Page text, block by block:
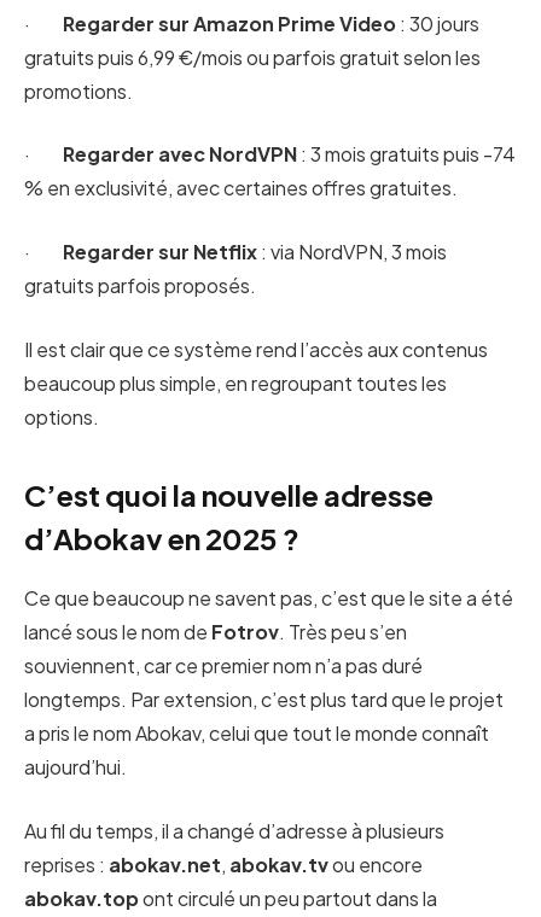
· Regarder surAmazon Prime Video: 30 jours
gratuits puis 6,99 €/mois ou parfois gratuit selon les
promotions.
· Regarder avec NordVPN: 3 mois gratuits puis -74
% en exclusivité, avec certaines offres gratuites.
· Regarder sur Netflix: via NordVPN, 3 mois
gratuits parfois proposés.
Il est clair que ce système rend l’accès aux contenus
beaucoup plus simple, en regroupant toutes les
options.
C’est quoi la nouvelle adresse
d’Abokav en 2025 ?
Ce que beaucoup ne savent pas, c’est que le site a été
lancé sous le nom de Fotrov. Très peu s’en
souviennent, car ce premier nom n’a pas duré
longtemps. Par extension, c’est plus tard que le projet
a pris le nom Abokav, celui que tout le monde connaît
aujourd’hui.
Au fil du temps, il a changé d’adresse à plusieurs
reprises : abokav.net, abokav.tvou encore
abokav.topont circulé un peu partout dans la